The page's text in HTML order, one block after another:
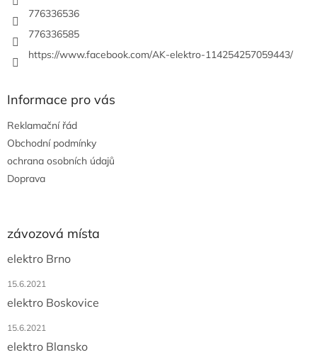
776336536
776336585
https://www.facebook.com/AK-elektro-114254257059443/
Informace pro vás
Reklamační řád
Obchodní podmínky
ochrana osobních údajů
Doprava
závozová místa
elektro Brno
15.6.2021
elektro Boskovice
15.6.2021
elektro Blansko